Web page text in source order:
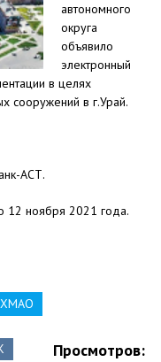
автономного
округа
объявило
электронный
в целях
сооружений в г.Урай.
АСТ.
12 ноября 2021 года.
ХМАО
Просмотров: